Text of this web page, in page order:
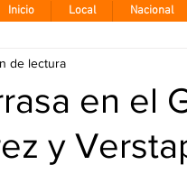
Inicio Local Nacional
en el
y
de lectura